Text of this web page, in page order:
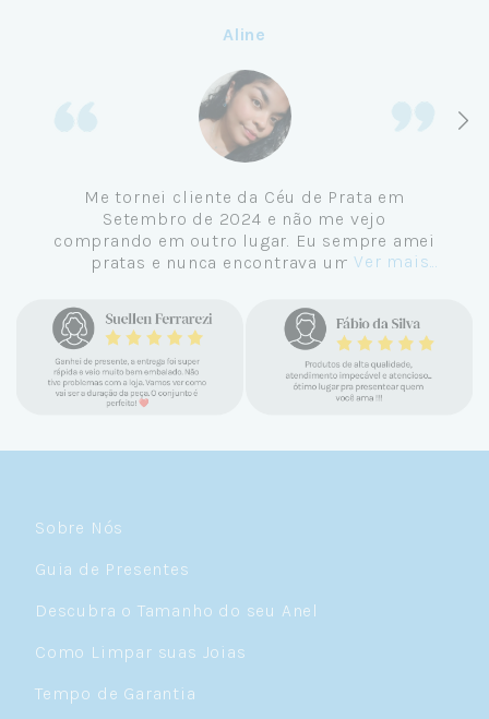
Aline
Me tornei cliente da Céu de Prata em
Setembro de 2024 e não me vejo
comprando em outro lugar. Eu sempre amei
pratas e nunca encontrava uma loja
encontrar a Céu. Atendimento
personalizado, verdadeiras jóias prata 925,
mimos e brindes incríveis. Virei cliente fiel
e amo demais as pratas que são lindas, tem
um brilho incrível e preço super justo. Fora
Ver mais...
Sobre Nós
Guia de Presentes
Descubra o Tamanho do seu Anel
Como Limpar suas Joias
Tempo de Garantia